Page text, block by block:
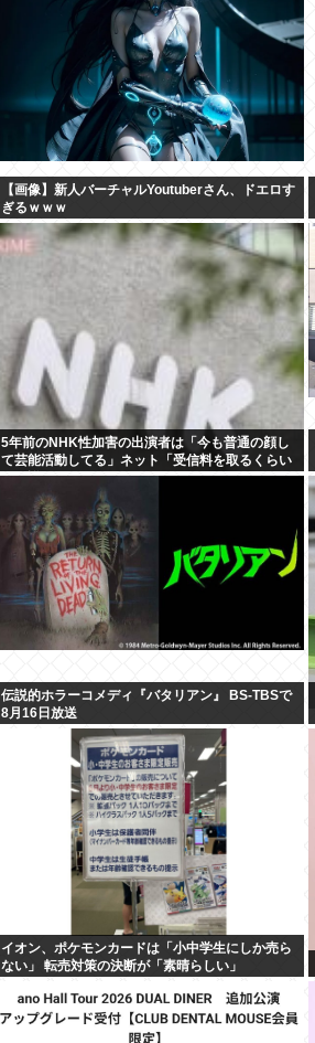
【画像】新人バーチャルYoutuberさん、ドエロす
ぎるｗｗｗ
5年前のNHK性加害の出演者は「今も普通の顔し
て芸能活動してる」ネット「受信料を取るくらい
なら詳細を伝えよ」
伝説的ホラーコメディ『バタリアン』 BS-TBSで
8月16日放送
イオン、ポケモンカードは「小中学生にしか売ら
ない」 転売対策の決断が「素晴らしい」